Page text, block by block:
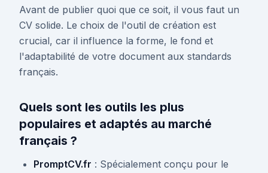
Avant de publier quoi que ce soit, il vous faut un
CV solide. Le choix de l'outil de création est
crucial, car il influence la forme, le fond et
l'adaptabilité de votre document aux standards
français.
Quels sont les outils les plus
populaires et adaptés au marché
français ?
PromptCV.fr : Spécialement conçu pour le